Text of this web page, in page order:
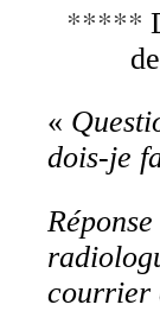
*****
«
dois-je
courrier